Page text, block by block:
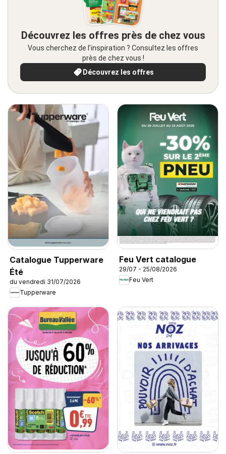
Découvrez les offres près de chez vous
Vous cherchez de l’inspiration ? Consultez les offres
près de chez vous !
Découvrez les offres
Catalogue Tupperware
Été
du vendredi 31/07/2026
Tupperware
Feu Vert catalogue
29/07 - 25/08/2026
Feu Vert